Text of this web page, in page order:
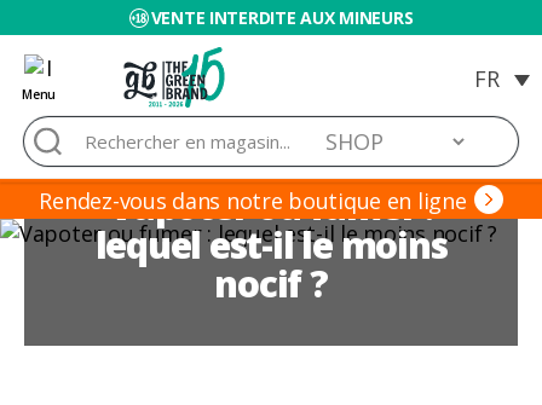
VENTE INTERDITE AUX MINEURS
Menu
Blog
de
Grow
Barato
Rechercher :
Rendez-vous dans notre boutique en ligne
Vapoter ou fumer :
lequel est-il le moins
nocif ?